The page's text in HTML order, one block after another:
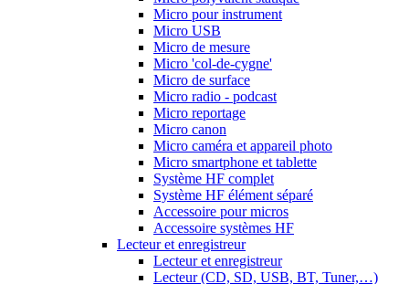
Micro pour instrument
Micro USB
Micro de mesure
Micro 'col-de-cygne'
Micro de surface
Micro radio - podcast
Micro reportage
Micro canon
Micro caméra et appareil photo
Micro smartphone et tablette
Système HF complet
Système HF élément séparé
Accessoire pour micros
Accessoire systèmes HF
Lecteur et enregistreur
Lecteur et enregistreur
Lecteur (CD, SD, USB, BT, Tuner,…)